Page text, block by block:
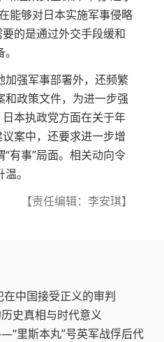
能够对日本实施军事侵略
的是通过外交手段缓和
强军事部署外，还频繁
政策文件，为进一步强
本执政党方面在关于年
案中，还要求进一步增
有事”局面。相关动向令
。
【责任编辑：李安琪】
中国接受正义的审判
史真相与时代意义
里斯本丸”号英军战俘后代